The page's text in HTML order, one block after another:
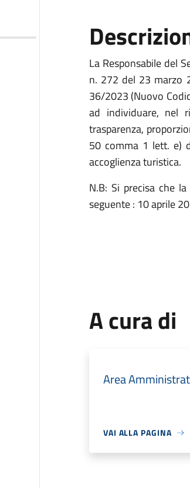
La Responsabile del
n. 272 del 23 marzo
36/2023 (Nuovo
ad individuare, nel
trasparenza,
50 comma 1 lett. e)
accoglienza turistica.
N.B: Si precisa che
seguente : 10 aprile
A cura di
Area
VAI ALLA PAGINA